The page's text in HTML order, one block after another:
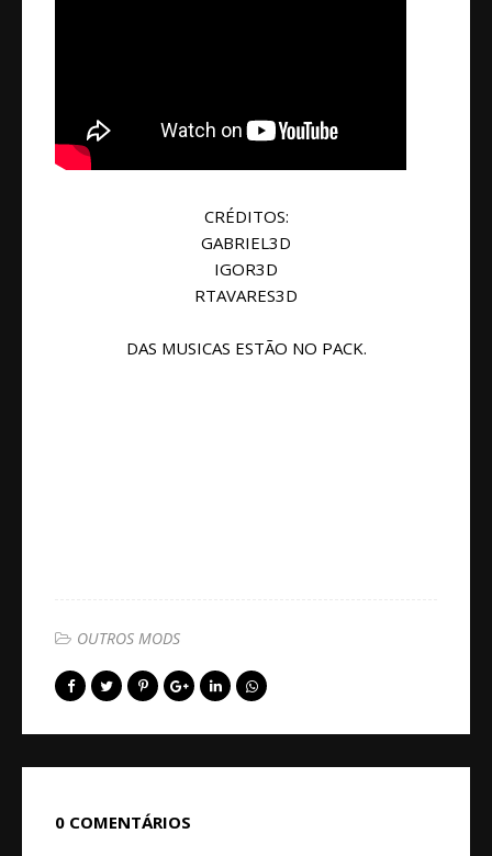
CRÉDITOS:
GABRIEL3D
IGOR3D
RTAVARES3D
DAS MUSICAS ESTÃO NO PACK.
OUTROS MODS
0 COMENTÁRIOS